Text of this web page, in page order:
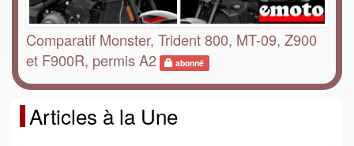
Comparatif Monster, Trident 800, MT-09, Z900
et F900R, permis A2
abonné
Articles à la Une